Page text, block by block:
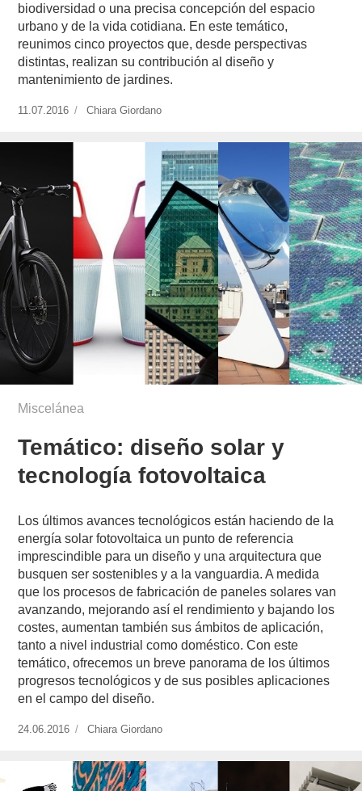
biodiversidad o una precisa concepción del espacio
urbano y de la vida cotidiana. En este temático,
reunimos cinco proyectos que, desde perspectivas
distintas, realizan su contribución al diseño y
mantenimiento de jardines.
Publicado
11.07.2016
https://www.experimenta.es/author/chiara-
Chiara Giordano
Miscelánea
Temático: diseño solar y
tecnología fotovoltaica
Los últimos avances tecnológicos están haciendo de la
energía solar fotovoltaica un punto de referencia
imprescindible para un diseño y una arquitectura que
busquen ser sostenibles y a la vanguardia. A medida
que los procesos de fabricación de paneles solares van
avanzando, mejorando así el rendimiento y bajando los
costes, aumentan también sus ámbitos de aplicación,
tanto a nivel industrial como doméstico. Con este
temático, ofrecemos un breve panorama de los últimos
progresos tecnológicos y de sus posibles aplicaciones
en el campo del diseño.
Publicado
24.06.2016
https://www.experimenta.es/author/chiara-
Chiara Giordano